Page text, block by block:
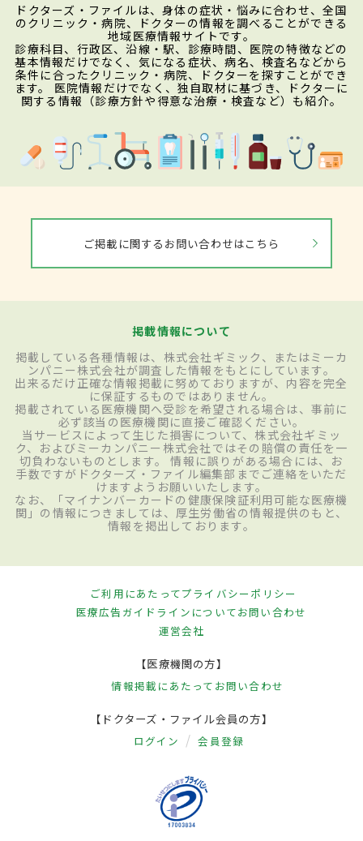
ドクターズ・ファイルは、身体の症状・悩みに合わせ、全国
のクリニック・病院、ドクターの情報を調べることができる
地域医療情報サイトです。
診療科目、行政区、沿線・駅、診療時間、医院の特徴などの
基本情報だけでなく、気になる症状、病名、検査名などから
条件に合ったクリニック・病院、ドクターを探すことができ
ます。 医院情報だけでなく、独自取材に基づき、ドクターに
関する情報（診療方針や得意な治療・検査など）も紹介。
ご掲載に関するお問い合わせはこちら
掲載情報について
掲載している各種情報は、株式会社ギミック、またはミーカ
ンパニー株式会社が調査した情報をもとにしています。
出来るだけ正確な情報掲載に努めておりますが、内容を完全
に保証するものではありません。
掲載されている医療機関へ受診を希望される場合は、事前に
必ず該当の医療機関に直接ご確認ください。
当サービスによって生じた損害について、株式会社ギミッ
ク、およびミーカンパニー株式会社ではその賠償の責任を一
切負わないものとします。 情報に誤りがある場合には、お
手数ですがドクターズ・ファイル編集部までご連絡をいただ
けますようお願いいたします。
なお、「マイナンバーカードの健康保険証利用可能な医療機
関」の情報につきましては、厚生労働省の情報提供のもと、
情報を掲出しております。
ご利用にあたってプライバシーポリシー
医療広告ガイドラインについてお問い合わせ
運営会社
【医療機関の方】
情報掲載にあたって お問い合わせ
【ドクターズ・ファイル会員の方】
ログイン 会員登録